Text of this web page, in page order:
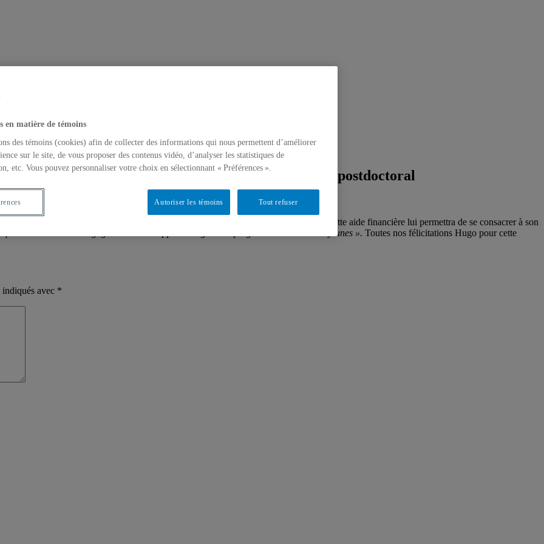
reçoit un financement du FRQSC pour son projet postdoctoral
un financement de deux ans du FRQSC dans le cadre de ses études postdoctorales. Cette aide financière lui permettra de se consacrer à son
éducative et du langage visuel sur l’apprentissage de la programmation chez les jeunes ». Toutes nos félicitations Hugo pour cette
avec *
en matière de témoins
des témoins (cookies) afin de collecter des informations qui nous permettent d’améliorer
sur le site, de vous proposer des contenus vidéo, d’analyser les statistiques de
etc. Vous pouvez personnaliser votre choix en sélectionnant « Préférences ».
Tout refuser
Autoriser les témoins